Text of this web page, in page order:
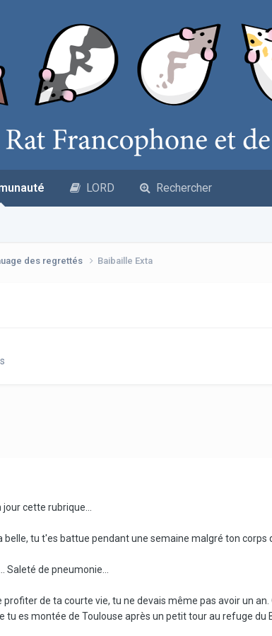
LORD Rechercher
des regrettés Baibaille Exta
cette rubrique...
belle, tu t'es battue pendant une semaine malgré ton
Saleté de pneumonie...
profiter de ta courte vie, tu ne devais même pas avoir un
tu es montée de Toulouse après un petit tour au refuge du